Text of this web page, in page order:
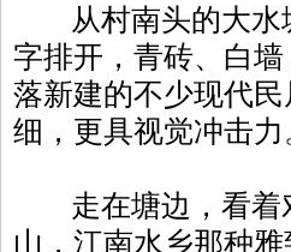
从村南头的大水
字排开，青砖、白
落新建的不少现代
细，更具视觉冲击力
走在塘边，看着
山，江南水乡那种雅